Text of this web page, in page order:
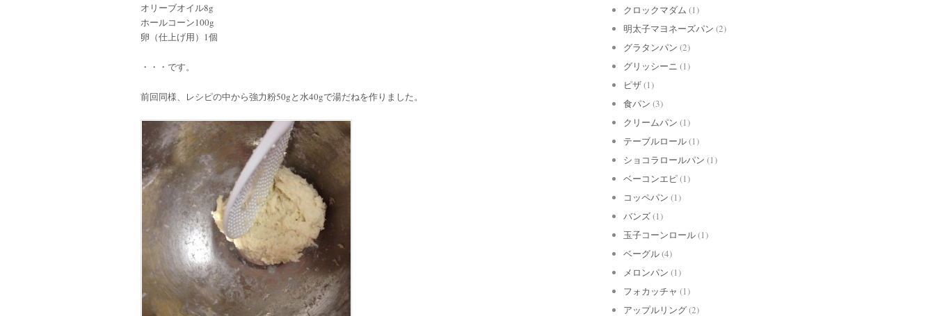
オリーブオイル8g
ホールコーン100g
卵（仕上げ用）1個
・・・です。
前回同様、レシピの中から強力粉50gと水40gで湯だねを作りました。
クロックマダム (1)
明太子マヨネーズパン (2)
グラタンパン (2)
グリッシーニ (1)
ピザ(1)
食パン (3)
クリームパン (1)
テーブルロール(1)
ショコラロールパン (1)
ベーコンエピ(1)
コッペパン (1)
バンズ(1)
玉子コーンロール(1)
ベーグル(4)
メロンパン (1)
フォカッチャ (1)
アップルリング(2)